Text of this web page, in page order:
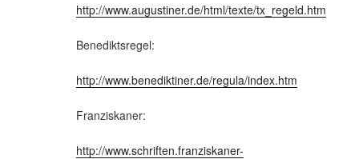
http://www.augustiner.de/html/texte/tx_regeld.htm
Benediktsregel:
http://www.benediktiner.de/regula/index.htm
Franziskaner:
http://www.schriften.franziskaner-